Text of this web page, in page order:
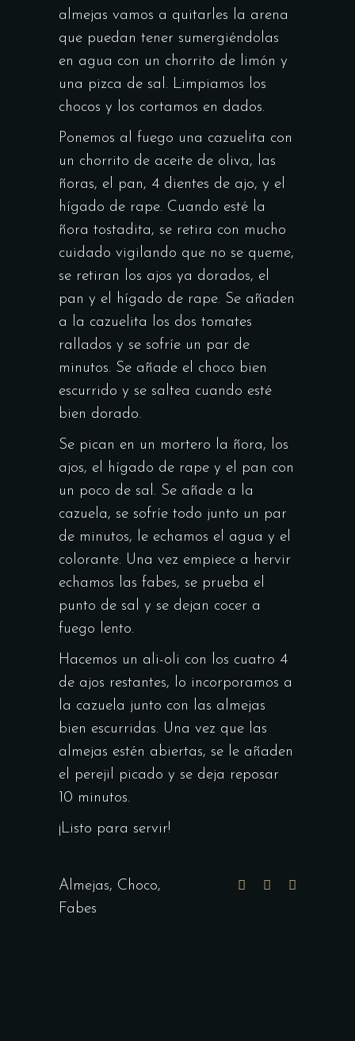
almejas vamos a quitarles la arena
que puedan tener sumergiéndolas
en agua con un chorrito de limón y
una pizca de sal. Limpiamos los
chocos y los cortamos en dados.
Ponemos al fuego una cazuelita con
un chorrito de aceite de oliva, las
ñoras, el pan, 4 dientes de ajo, y el
hígado de rape. Cuando esté la
ñora tostadita, se retira con mucho
cuidado vigilando que no se queme,
se retiran los ajos ya dorados, el
pan y el hígado de rape. Se añaden
a la cazuelita los dos tomates
rallados y se sofríe un par de
minutos. Se añade el choco bien
escurrido y se saltea cuando esté
bien dorado.
Se pican en un mortero la ñora, los
ajos, el hígado de rape y el pan con
un poco de sal. Se añade a la
cazuela, se sofríe todo junto un par
de minutos, le echamos el agua y el
colorante. Una vez empiece a hervir
echamos las fabes, se prueba el
punto de sal y se dejan cocer a
fuego lento.
Hacemos un ali-oli con los cuatro 4
de ajos restantes, lo incorporamos a
la cazuela junto con las almejas
bien escurridas. Una vez que las
almejas estén abiertas, se le añaden
el perejil picado y se deja reposar
10 minutos.
¡Listo para servir!
Almejas, Choco,
Fabes